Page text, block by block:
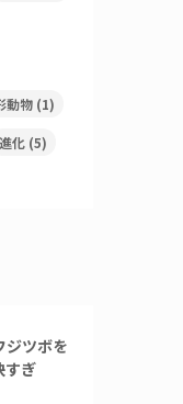
動物 (1)
進化 (5)
ジツボを
すぎ